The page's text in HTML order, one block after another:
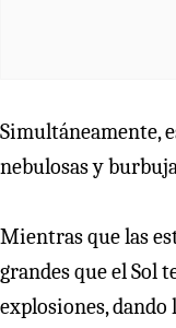
Simultáneamente,
nebulosas y
Mientras que las
grandes que el Sol
explosiones, dando